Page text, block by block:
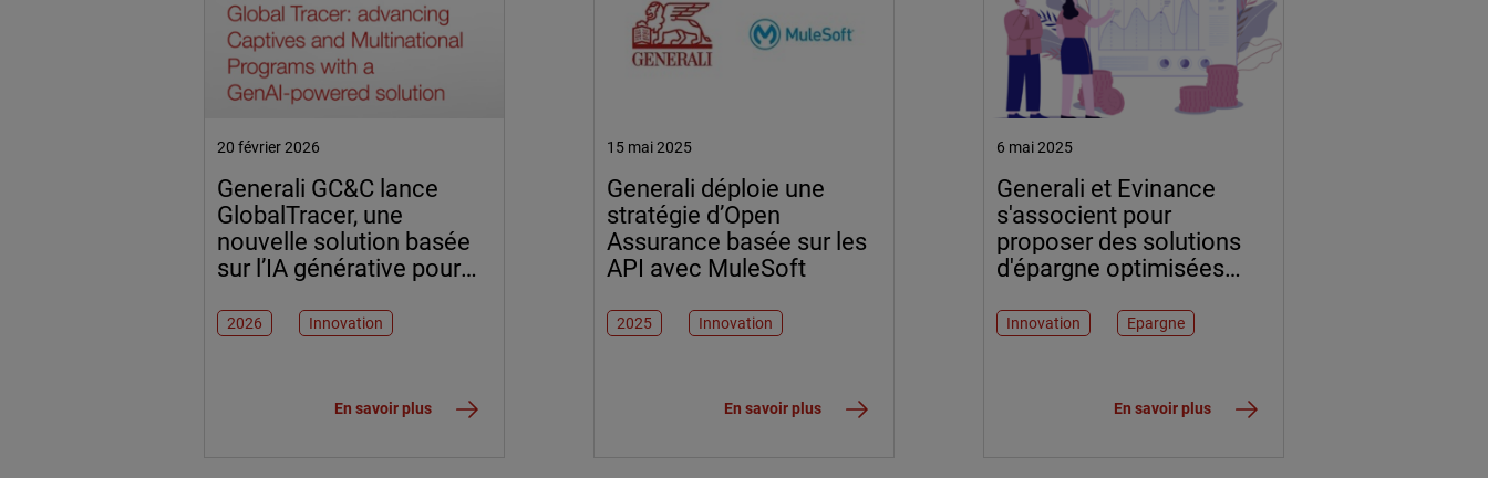
20 février 2026
Generali GC&C lance
GlobalTracer, une
nouvelle solution basée
sur l’IA générative pour
des Programmes
2026 Innovation
En savoir plus
15 mai 2025
Generali déploie une
stratégie d’Open
Assurance basée sur les
API avec MuleSoft
2025 Innovation
En savoir plus
6 mai 2025
Generali et Evinance
s'associent pour
proposer des solutions
d'épargne optimisées
artificielle (IA)
Innovation Epargne
En savoir plus